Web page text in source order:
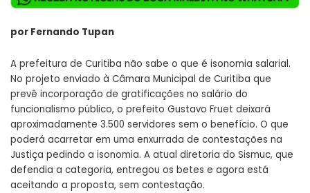
por Fernando Tupan
A prefeitura de Curitiba não sabe o que é isonomia salarial.
No projeto enviado à Câmara Municipal de Curitiba que
prevê incorporação de gratificações no salário do
funcionalismo público, o prefeito Gustavo Fruet deixará
aproximadamente 3.500 servidores sem o benefício. O que
poderá acarretar em uma enxurrada de contestações na
Justiça pedindo a isonomia. A atual diretoria do Sismuc, que
defendia a categoria, entregou os betes e agora está
aceitando a proposta, sem contestação.